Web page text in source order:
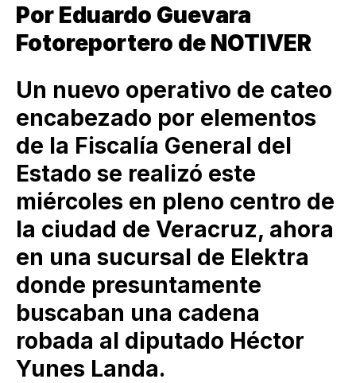
Por Eduardo Guevara
Fotoreportero de NOTIVER
Un nuevo operativo de cateo
encabezado por elementos
de la Fiscalía General del
Estado se realizó este
miércoles en pleno centro de
la ciudad de Veracruz, ahora
en una sucursal de Elektra
donde presuntamente
buscaban una cadena
robada al diputado Héctor
Yunes Landa.